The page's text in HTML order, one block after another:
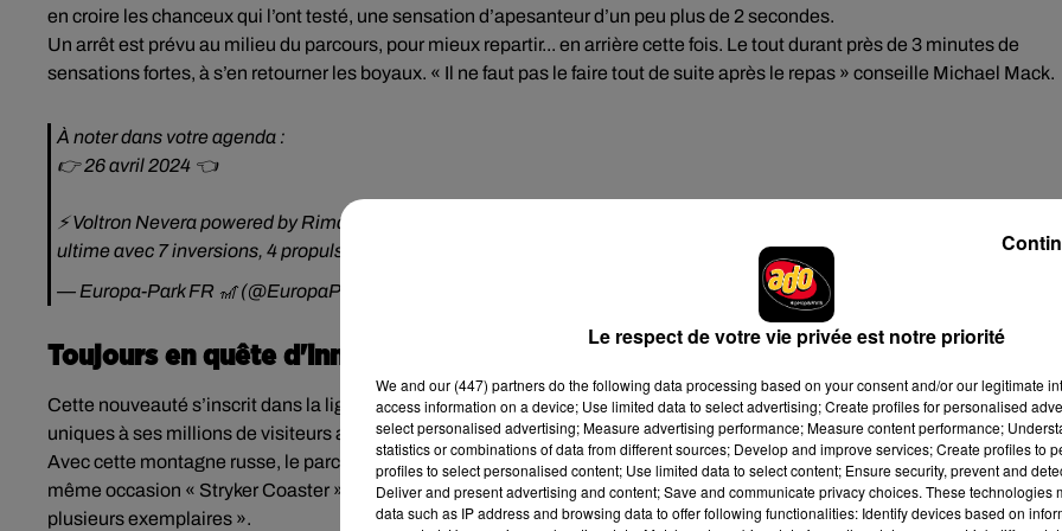
en croire les chanceux qui l’ont testé, une sensation d’apesanteur d’un peu plus de 2 secondes.
Un arrêt est prévu au milieu du parcours, pour mieux repartir... en arrière cette fois. Le tout durant près de 3 minutes de
sensations fortes, à s’en retourner les boyaux. « Il ne faut pas le faire tout de suite après le repas » conseille Michael Mack.
À noter dans votre agenda :
👉 26 avril 2024 👈
⚡️ Voltron Nevera powered by Rimac sera ouvert à tous les visiteurs à partir de cette date ! 🎢 Préparez-vous à vivre le
ultime avec 7 inversions, 4 propulsions et la propulsion le plus raide du monde ! 👊🎤
pic.twitter.com/V1kEJsnig1
— Europa-Park FR 🎢 (@EuropaParkFR)
Toujours en quête d'innovation
Cette nouveauté s’inscrit dans la lignée des investissements ambitieux d’Europa-Park, qui vise à offrir des expériences
uniques à ses millions de visiteurs annuels. C’est le parc d’attraction le plus visité d’Europe, juste derrière Disneyland
Avec cette montagne russe, le parc élargit également son influence en tant que constructeur d’attractions, présentant par
même occasion « Stryker Coaster », son nouveau modèle dont Roland Mack est « certain » qu’ils pourront « en construire
plusieurs exemplaires ».
Le respect de votre vie privée est notre priorité
We and our (447) partnersdo the following data processing based on your consent and/or our legitimate
access information on a device; Use limited data to select advertising; Create profiles for personalised
select personalised advertising; Measure advertising performance; Measure content performance;
statistics or combinations of data from different sources; Develop and improve services; Create profiles to
profiles to select personalised content; Use limited data to select content; Ensure security, prevent and
Deliver and present advertising and content; Save and communicate privacy choices. These technologies
data such as IP address and browsing data to offer following functionalities: Identify devices based on